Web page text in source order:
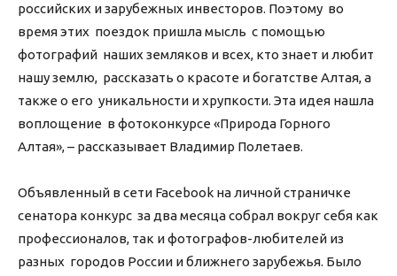
российских и зарубежных инвесторов. Поэтому во
время этих поездок пришла мысль с помощью
фотографий наших земляков и всех, кто знает и любит
нашу землю, рассказать о красоте и богатстве Алтая, а
также о его уникальности и хрупкости. Эта идея нашла
воплощение в фотоконкурсе «Природа Горного
Алтая», – рассказывает Владимир Полетаев.
Объявленный в сети Facebook на личной страничке
сенатора конкурс за два месяца собрал вокруг себя как
профессионалов, так и фотографов-любителей из
разных городов России и ближнего зарубежья. Было